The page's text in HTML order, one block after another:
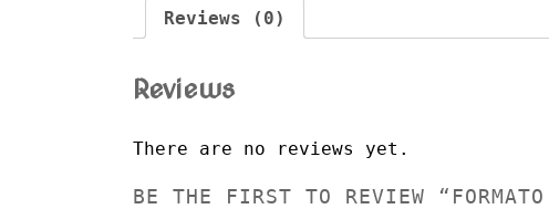
Reviews (0)
Reviews
There are no reviews yet.
BE THE FIRST TO REVIEW